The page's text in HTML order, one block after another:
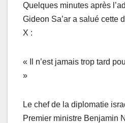
Quelques minutes après
Gideon Sa’ar a salué cette
X :
« Il n’est jamais trop tard
»
Le chef de la diplomatie
Premier ministre Benjamin